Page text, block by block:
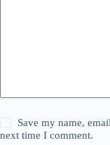
Save my name,
next time I comment.